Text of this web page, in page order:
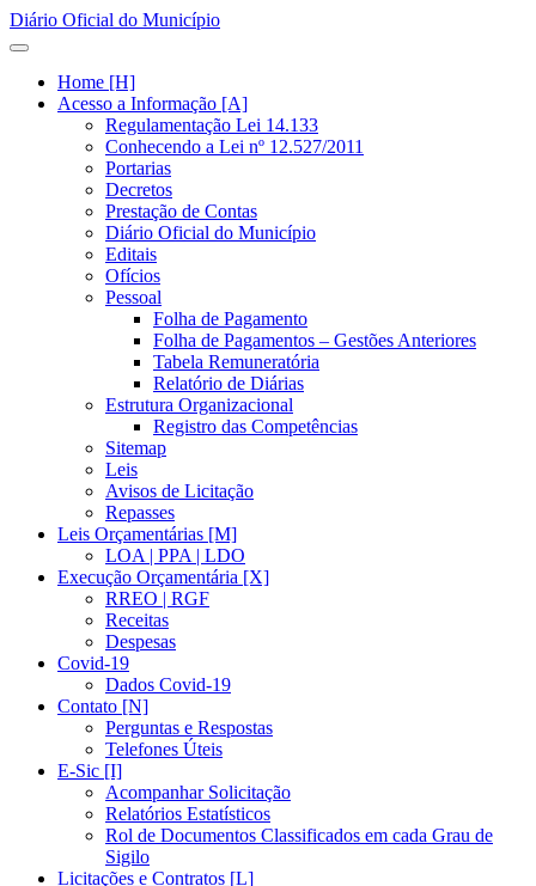
Diário Oficial do Município
Home [H]
Acesso a Informação [A]
Regulamentação Lei 14.133
Conhecendo a Lei nº 12.527/2011
Portarias
Decretos
Prestação de Contas
Diário Oficial do Município
Editais
Ofícios
Pessoal
Folha de Pagamento
Folha de Pagamentos – Gestões Anteriores
Tabela Remuneratória
Relatório de Diárias
Estrutura Organizacional
Registro das Competências
Sitemap
Leis
Avisos de Licitação
Repasses
Leis Orçamentárias [M]
LOA | PPA | LDO
Execução Orçamentária [X]
RREO | RGF
Receitas
Despesas
Covid-19
Dados Covid-19
Contato [N]
Perguntas e Respostas
Telefones Úteis
E-Sic [I]
Acompanhar Solicitação
Relatórios Estatísticos
Rol de Documentos Classificados em cada Grau de
Sigilo
Licitações e Contratos [L]